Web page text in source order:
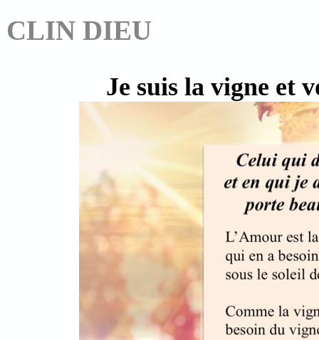
CLIN DIEU
Je suis la vigne et